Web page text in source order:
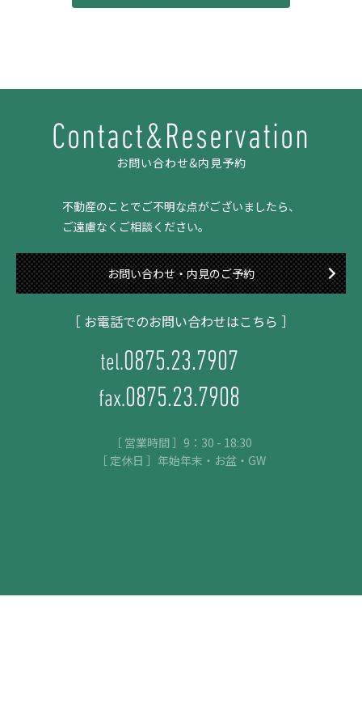
Contact&Reservation
お問い合わせ&内見予約
不動産のことでご不明な点がございましたら、
ご遠慮なくご相談ください。
お問い合わせ・内見のご予約
［ お電話でのお問い合わせはこちら ］
tel.0875.23.7907
fax.0875.23.7908
［ 営業時間 ］9：30 - 18:30
［ 定休日 ］年始年末・お盆・GW